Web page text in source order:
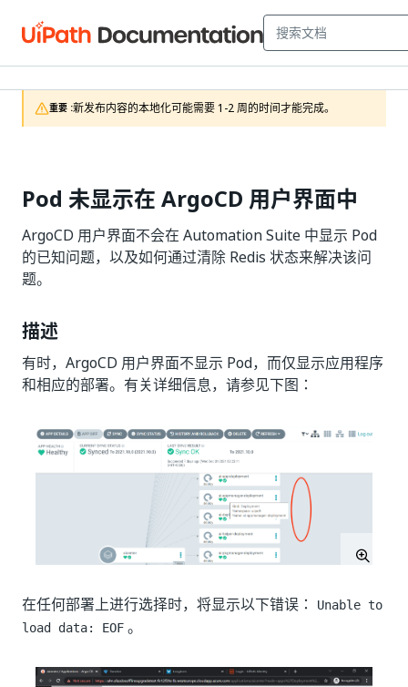
重要 :新发布内容的本地化可能需要 1-2 周的时间才能完成。
Pod 未显示在 ArgoCD 用户界面中
ArgoCD 用户界面不会在 Automation Suite 中显示 Pod
的已知问题，以及如何通过清除 Redis 状态来解决该问
题。
描述
有时，ArgoCD 用户界面不显示 Pod，而仅显示应用程序
和相应的部署。有关详细信息，请参见下图：
在任何部署上进行选择时，将显示以下错误：
Unable to
load data: EOF 。